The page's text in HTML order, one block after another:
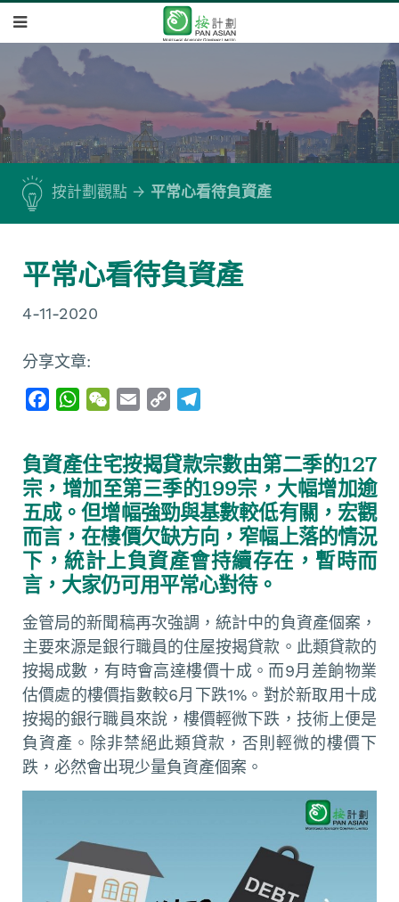
按計劃觀點 平常心看待負資產
平常心看待負資產
4-11-2020
分享文章:
e
b
o
o
k
W
t
s
A
p
p
W
h
a
t
i
l
y
L
i
n
k
e
g
r
a
m
負資產住宅按揭貸款宗數由第二季的127
宗，增加至第三季的199宗，大幅增加逾
五成。但增幅強勁與基數較低有關，宏觀
而言，在樓價欠缺方向，窄幅上落的情況
下，統計上負資產會持續存在，暫時而
言，大家仍可用平常心對待。
金管局的新聞稿再次強調，統計中的負資產個案，
主要來源是銀行職員的住屋按揭貸款。此類貸款的
按揭成數，有時會高達樓價十成。而9月差餉物業
估價處的樓價指數較6月下跌1%。對於新取用十成
按揭的銀行職員來說，樓價輕微下跌，技術上便是
負資產。除非禁絕此類貸款，否則輕微的樓價下
跌，必然會出現少量負資產個案。